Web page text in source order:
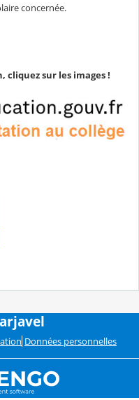
concernée.
sur les images !
Données personnelles